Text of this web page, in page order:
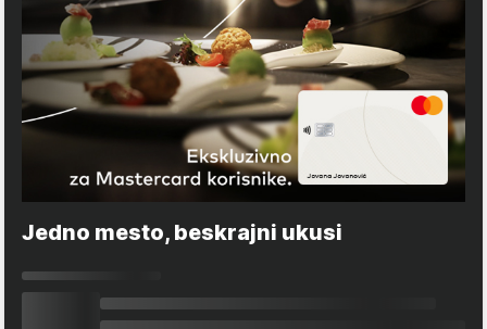
Jedno mesto, beskrajni ukusi